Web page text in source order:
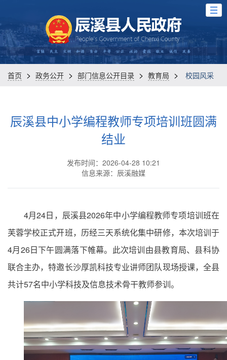
首页 > 政务公开 > 部门信息公开目录 > 教育局 > 校园风采
辰溪县中小学编程教师专项培训班圆满
结业
发布时间：2026-04-28 10:21
信息来源：辰溪融媒
4月24日，辰溪县2026年中小学编程教师专项培训班在
芙蓉学校正式开班，历经三天系统化集中研修，本次培训于
4月26日下午圆满落下帷幕。此次培训由县教育局、县科协
联合主办，特邀长沙厚凯科技专业讲师团队现场授课，全县
共计57名中小学科技及信息技术骨干教师参训。